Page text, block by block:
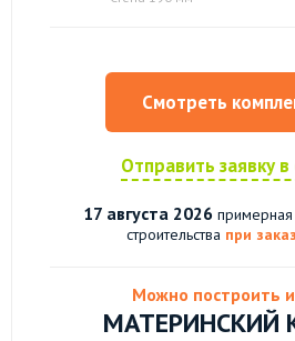
Смотреть
Отправить заявку
17 августа 2026
строительства при
Можно построить
МАТЕРИНСКИЙ